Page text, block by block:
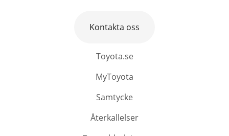
Toyota.se
MyToyota
Samtycke
Återkallelser
Kontakta oss